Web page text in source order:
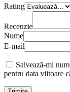
Rating
Recenzie
Nume
E-mail
Salvează-mi
pentru data viitoare